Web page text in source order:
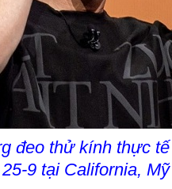
đeo thử kính thực
9 tại California,